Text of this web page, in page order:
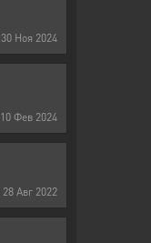
30 Ноя 2024
10 Фев 2024
28 Авг 2022